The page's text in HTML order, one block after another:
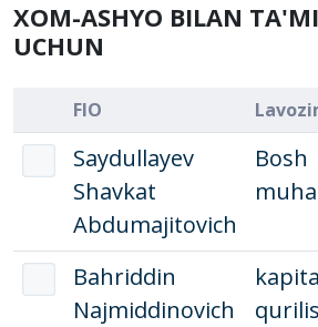
XOM-ASHYO BILAN
UCHUN
FIO
Saydullayеv
Shavkat
Abdumajitovich
Bosh
Bahriddin
Najmiddinovich